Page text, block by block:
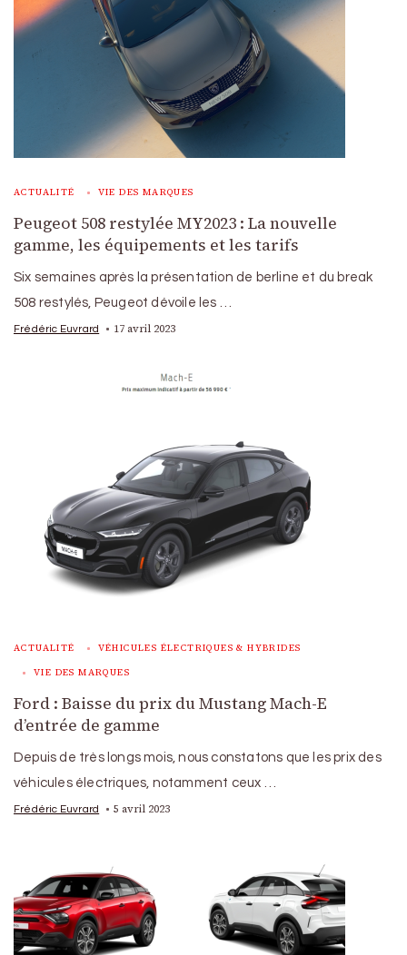
ACTUALITÉ VIE DES MARQUES
Peugeot 508 restylée MY2023 : La nouvelle
gamme, les équipements et les tarifs
Six semaines après la présentation de berline et du break
508 restylés, Peugeot dévoile les …
Frédéric Euvrard 17 avril 2023
ACTUALITÉ VÉHICULES ÉLECTRIQUES & HYBRIDES
VIE DES MARQUES
Ford : Baisse du prix du Mustang Mach-E
d’entrée de gamme
Depuis de très longs mois, nous constatons que les prix des
véhicules électriques, notamment ceux …
Frédéric Euvrard 5 avril 2023